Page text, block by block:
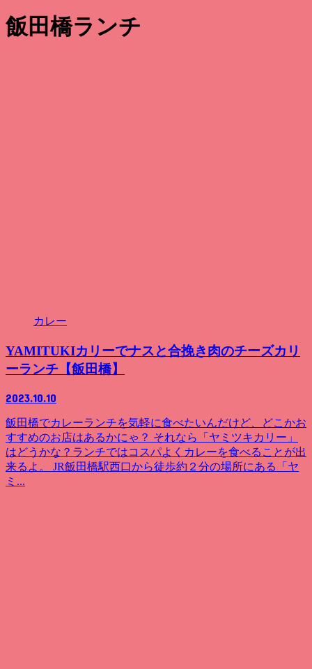
飯田橋ランチ
カレー
YAMITUKIカリーでナスと合挽き肉のチーズカリ
ーランチ【飯田橋】
2023.10.10
飯田橋でカレーランチを気軽に食べたいんだけど、どこかお
すすめのお店はあるかにゃ？ それなら「ヤミツキカリー」
はどうかな？ランチではコスパよくカレーを食べることが出
来るよ。 JR飯田橋駅西口から徒歩約２分の場所にある「ヤ
ミ...